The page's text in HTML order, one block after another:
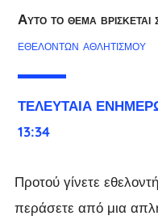
Αυτό το θέμα
εθελοντών αθλητισμού
ΤΕΛΕΥΤΑΊΑ
13:34
Προτού γίνετε
περάσετε από μια απλή